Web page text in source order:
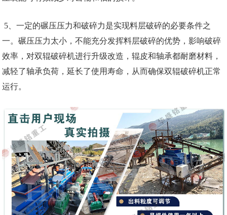
5、一定的碾压压力和破碎力是实现料层破碎的必要条件之
一。碾压压力太小，不能充分发挥料层破碎的优势，影响破碎
效率，对双辊破碎机进行升级改造，辊皮和轴承都耐磨材料，
减轻了轴承负荷，延长了使用寿命，从而确保双辊破碎机正常
运行。